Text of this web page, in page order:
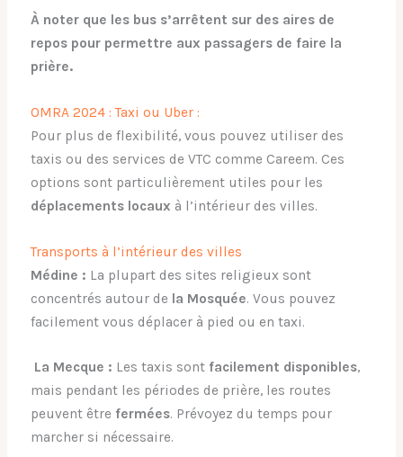
À noter que les bus s’arrêtent sur des aires de
repos pour permettre aux passagers de faire la
prière.
OMRA 2024 : Taxi ou Uber :
Pour plus de flexibilité, vous pouvez utiliser des
taxis ou des services de VTC comme Careem. Ces
options sont particulièrement utiles pour les
déplacements locaux à l’intérieur des villes.
Transports à l’intérieur des villes
Médine : La plupart des sites religieux sont
concentrés autour de la Mosquée. Vous pouvez
facilement vous déplacer à pied ou en taxi.
La Mecque : Les taxis sont facilement disponibles,
mais pendant les périodes de prière, les routes
peuvent être fermées. Prévoyez du temps pour
marcher si nécessaire.